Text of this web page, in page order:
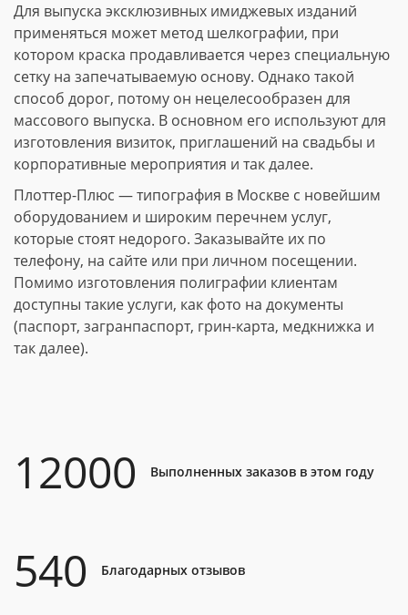
Для выпуска эксклюзивных имиджевых изданий
применяться может метод шелкографии, при
котором краска продавливается через специальную
сетку на запечатываемую основу. Однако такой
способ дорог, потому он нецелесообразен для
массового выпуска. В основном его используют для
изготовления визиток, приглашений на свадьбы и
корпоративные мероприятия и так далее.
Плоттер-Плюс — типография в Москве с новейшим
оборудованием и широким перечнем услуг,
которые стоят недорого. Заказывайте их по
телефону, на сайте или при личном посещении.
Помимо изготовления полиграфии клиентам
доступны такие услуги, как фото на документы
(паспорт, загранпаспорт, грин-карта, медкнижка и
так далее).
12000 Выполненных заказов в этом году
540 Благодарных отзывов